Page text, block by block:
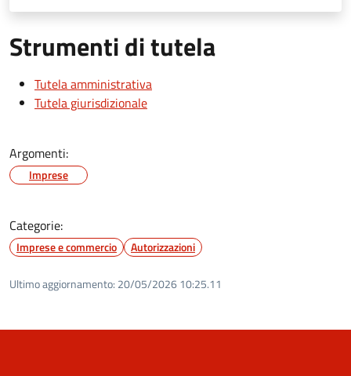
Strumenti di tutela
Tutela amministrativa
Tutela giurisdizionale
Argomenti:
Imprese
Categorie:
Imprese e commercio Autorizzazioni
Ultimo aggiornamento: 20/05/2026 10:25.11